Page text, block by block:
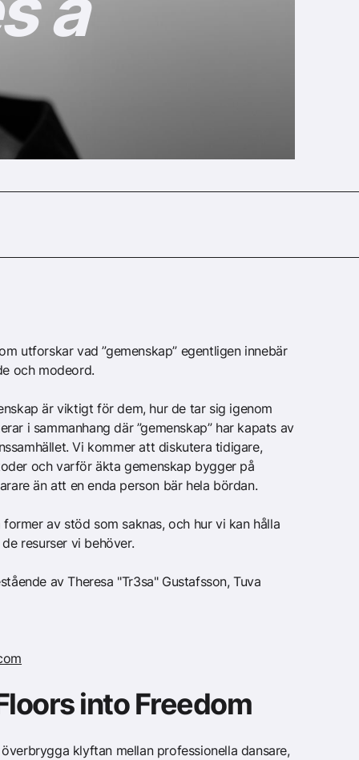
utforskar vad ”gemenskap” egentligen innebär
och modeord.
är viktigt för dem, hur de tar sig igenom
i sammanhang där ”gemenskap” har kapats av
Vi kommer att diskutera tidigare,
och varför äkta gemenskap bygger på
än att en enda person bär hela bördan.
av stöd som saknas, och hur vi kan hålla
resurser vi behöver.
av Theresa "Tr3sa" Gustafsson, Tuva
into Freedom
klyftan mellan professionella dansare,